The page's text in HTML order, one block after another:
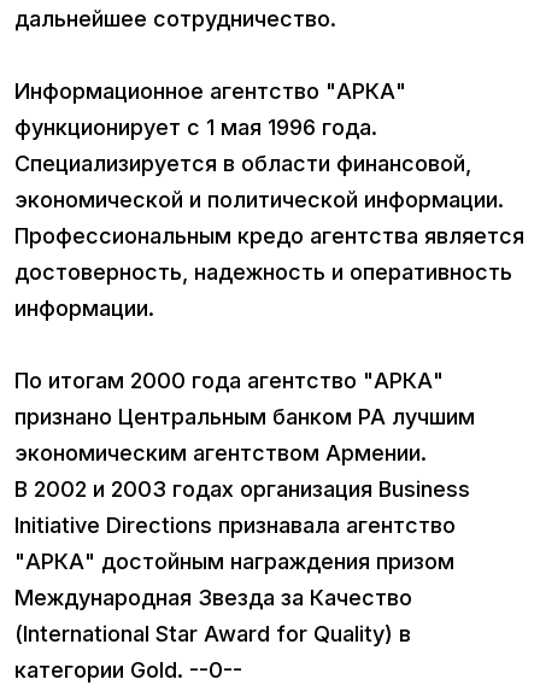
дальнейшее сотрудничество.
Информационное агентство "АРКА"
функционирует с 1 мая 1996 года.
Специализируется в области финансовой,
экономической и политической информации.
Профессиональным кредо агентства является
достоверность, надежность и оперативность
информации.
По итогам 2000 года агентство "АРКА"
признано Центральным банком РА лучшим
экономическим агентством Армении.
В 2002 и 2003 годах организация Business
Initiative Directions признавала агентство
"АРКА" достойным награждения призом
Международная Звезда за Качество
(International Star Award for Quality) в
категории Gold. --0--